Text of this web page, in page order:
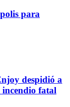
para
despidió a
incendio fatal